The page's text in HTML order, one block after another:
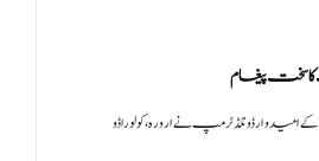
کا سخت پیغام